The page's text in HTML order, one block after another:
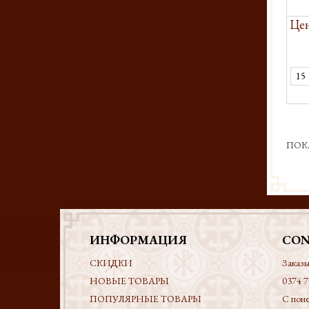
ИНФОРМАЦИЯ
СКИДКИ
НОВЫЕ ТОВАРЫ
ПОПУЛЯРНЫЕ ТОВАРЫ
0374
С